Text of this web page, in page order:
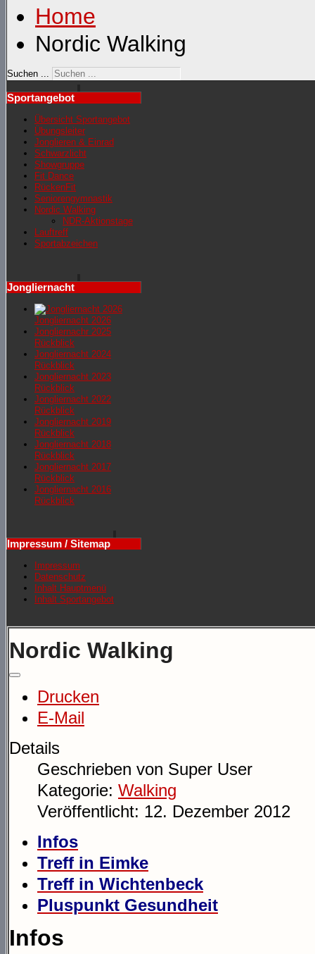
Home
Nordic Walking
Suchen ...
Sportangebot
Übersicht Sportangebot
Übungsleiter
Jonglieren & Einrad
Schwarzlicht
Showgruppe
Fit Dance
RückenFit
Seniorengymnastik
Nordic Walking
NDR-Aktionstage
Lauftreff
Sportabzeichen
Jongliernacht
Jongliernacht 2026
Jongliernachr 2025
Rückblick
Jongliernacht 2024
Rückblick
Jongliernacht 2023
Rückblick
Jongliernacht 2022
Rückblick
Jongliernacht 2019
Rückblick
Jongliernacht 2018
Rückblick
Jongliernacht 2017
Rückblick
Jongliernacht 2016
Rückblick
Impressum / Sitemap
Impressum
Datenschutz
Inhalt Hauptmenü
Inhalt Sportangebot
Nordic Walking
Drucken
E-Mail
Details
Geschrieben von Super User
Kategorie: Walking
Veröffentlicht: 12. Dezember 2012
Infos
Treff in Eimke
Treff in Wichtenbeck
Pluspunkt Gesundheit
Infos